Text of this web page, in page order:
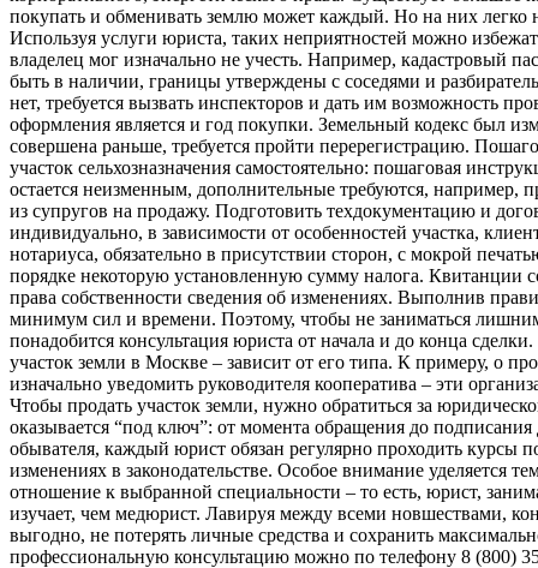
покупать и обменивать землю может каждый. Но на них легко
Используя услуги юриста, таких неприятностей можно
владелец мог изначально не учесть. Например, кадастровый
быть в наличии, границы утверждены с соседями и
нет, требуется вызвать инспекторов и дать им возможность
оформления является и год покупки. Земельный кодекс был
совершена раньше, требуется пройти перерегистрацию.
участок сельхозназначения самостоятельно: пошаговая
остается неизменным, дополнительные требуются, например,
из супругов на продажу. Подготовить техдокументацию и
индивидуально, в зависимости от особенностей участка,
нотариуса, обязательно в присутствии сторон, с мокрой
порядке некоторую установленную сумму налога. Квитанции
права собственности сведения об изменениях. Выполнив
минимум сил и времени. Поэтому, чтобы не заниматься
понадобится консультация юриста от начала и до конца
участок земли в Москве – зависит от его типа. К примеру, о
изначально уведомить руководителя кооператива – эти
Чтобы продать участок земли, нужно обратиться за
оказывается “под ключ”: от момента обращения до
обывателя, каждый юрист обязан регулярно проходить курсы
изменениях в законодательстве. Особое внимание уделяется
отношение к выбранной специальности – то есть, юрист,
изучает, чем медюрист. Лавируя между всеми новшествами,
выгодно, не потерять личные средства и сохранить
профессиональную консультацию можно по телефону 8 (800)